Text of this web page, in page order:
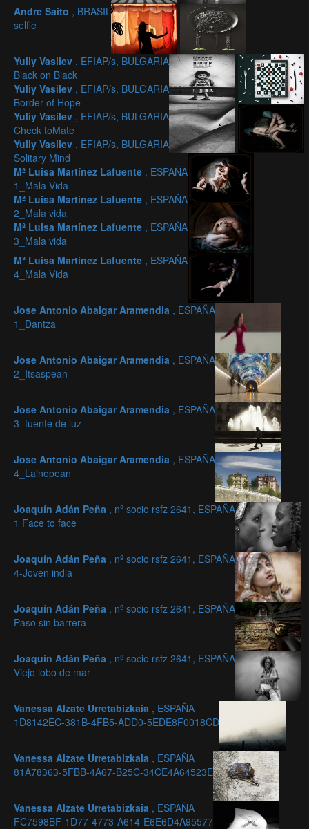
Andre Saito , BRASIL
selfie
Yuliy Vasilev , EFIAP/s, BULGARIA
Black on Black
Yuliy Vasilev , EFIAP/s, BULGARIA
Border of Hope
Yuliy Vasilev , EFIAP/s, BULGARIA
Check toMate
Yuliy Vasilev , EFIAP/s, BULGARIA
Solitary Mind
Mª Luisa Martínez Lafuente , ESPAÑA
1_Mala Vida
Mª Luisa Martínez Lafuente , ESPAÑA
2_Mala vida
Mª Luisa Martínez Lafuente , ESPAÑA
3_Mala vida
Mª Luisa Martínez Lafuente , ESPAÑA
4_Mala Vida
Jose Antonio Abaigar Aramendia , ESPAÑA
1_Dantza
Jose Antonio Abaigar Aramendia , ESPAÑA
2_Itsaspean
Jose Antonio Abaigar Aramendia , ESPAÑA
3_fuente de luz
Jose Antonio Abaigar Aramendia , ESPAÑA
4_Lainopean
Joaquín Adán Peña , nº socio rsfz 2641, ESPAÑA
1 Face to face
Joaquín Adán Peña , nº socio rsfz 2641, ESPAÑA
4-Joven india
Joaquín Adán Peña , nº socio rsfz 2641, ESPAÑA
Paso sin barrera
Joaquín Adán Peña , nº socio rsfz 2641, ESPAÑA
Viejo lobo de mar
Vanessa Alzate Urretabizkaia , ESPAÑA
1D8142EC-381B-4FB5-ADD0-5EDE8F0018CD
Vanessa Alzate Urretabizkaia , ESPAÑA
81A78363-5FBB-4A67-B25C-34CE4A64523E
Vanessa Alzate Urretabizkaia , ESPAÑA
FC7598BF-1D77-4773-A614-E6E6D4A95577